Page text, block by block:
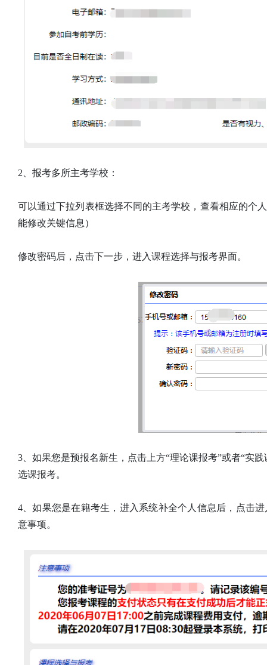
2、报考多所主考学校：
可以通过下拉列表框选择不同的主考学校，查看相应的个
能修改关键信息）
修改密码后，点击下一步，进入课程选择与报考界面。
3、如果您是预报名新生，点击上方“理论课报考”或者“实
选课报考。
4、如果您是在籍考生，进入系统补全个人信息后，点击
意事项。